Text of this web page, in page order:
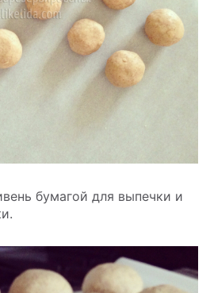
бумагой для выпечки и